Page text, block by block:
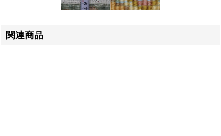
関連商品